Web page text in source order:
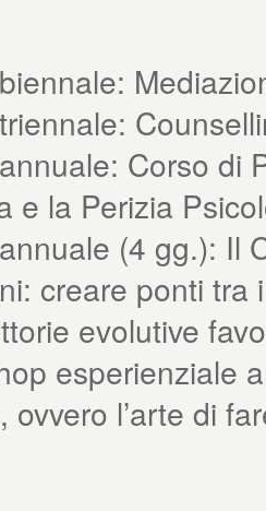
Corso di
e la Perizia
(4 gg.): Il
creare ponti
evolutive
esperienziale
ovvero l’arte di